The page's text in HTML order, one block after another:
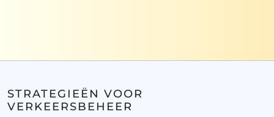
STRATEGIEËN VOOR
VERKEERSBEHEER